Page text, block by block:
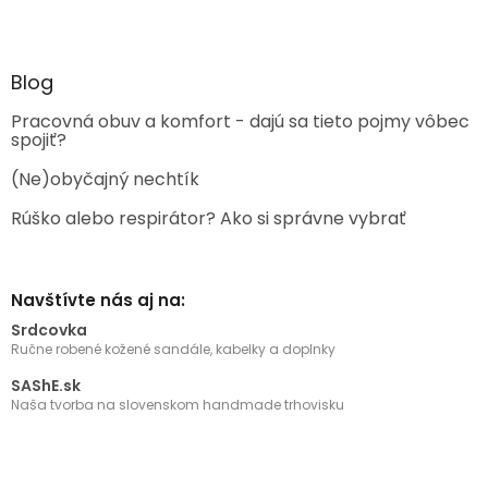
Blog
Pracovná obuv a komfort - dajú sa tieto pojmy vôbec
spojiť?
(Ne)obyčajný nechtík
Rúško alebo respirátor? Ako si správne vybrať
Navštívte nás aj na:
Srdcovka
Ručne robené kožené sandále, kabelky a doplnky
SAShE.sk
Naša tvorba na slovenskom handmade trhovisku